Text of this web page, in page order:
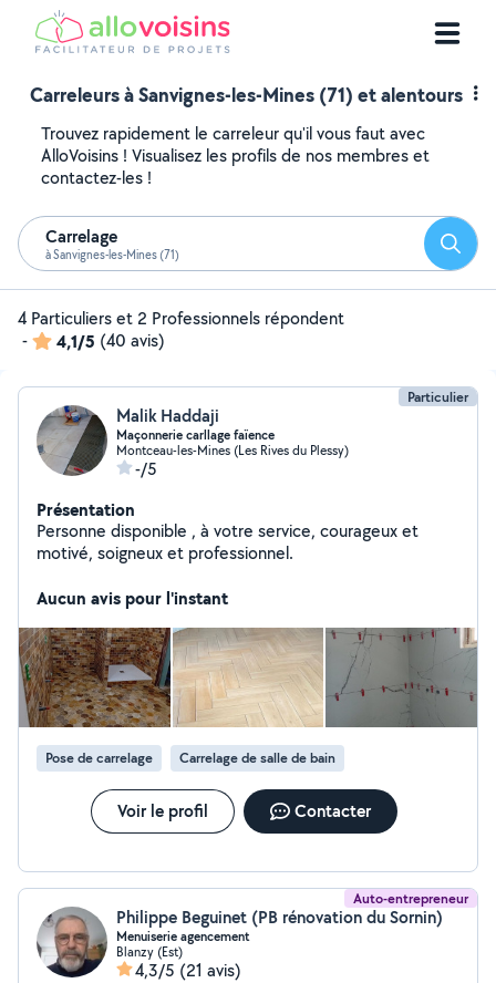
Carreleurs à Sanvignes-les-Mines (71) et alentours
Trouvez rapidement le carreleur qu'il vous faut avec
AlloVoisins ! Visualisez les profils de nos membres et
contactez-les !
Carrelage
à Sanvignes-les-Mines (71)
4 Particuliers et 2 Professionnels répondent
-
4,1/5 (40 avis)
Particulier
Malik Haddaji
Maçonnerie carllage faïence
Montceau-les-Mines (Les Rives du Plessy)
-/5
Présentation
Personne disponible , à votre service, courageux et
motivé, soigneux et professionnel.
Aucun avis pour l'instant
Pose de carrelage Carrelage de salle de bain
Voir le profil Contacter
Auto-entrepreneur
Philippe Beguinet (PB rénovation du Sornin)
Menuiserie agencement
Blanzy (Est)
4,3/5 (21 avis)